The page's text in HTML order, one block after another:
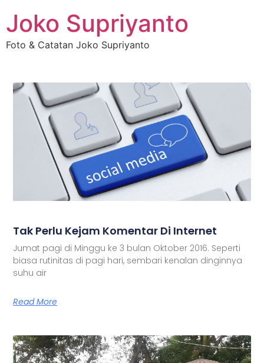
Joko Supriyanto
Foto & Catatan Joko Supriyanto
Tak Perlu Kejam Komentar Di Internet
Jumat pagi di Minggu ke 3 bulan Oktober 2016. Seperti
biasa rutinitas di pagi hari, sembari kenalan dinginnya
suhu air
Read More